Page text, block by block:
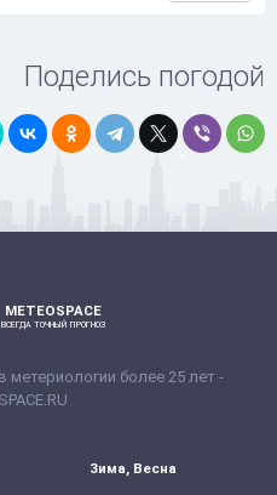
Поделись погодой
METEOSPACE
ВСЕГДА ТОЧНЫЙ ПРОГНОЗ
более 25 лет -
Зима, Весна